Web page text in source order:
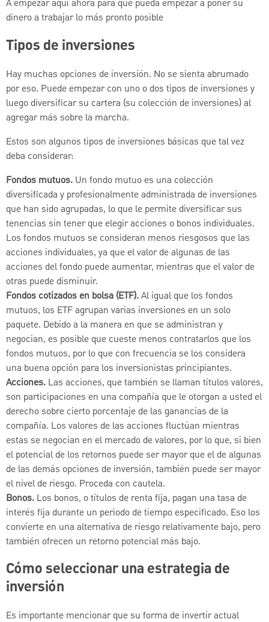
A empezar aquí ahora para que pueda empezar a poner su
dinero a trabajar lo más pronto posible
Tipos de inversiones
Hay muchas opciones de inversión. No se sienta abrumado
por eso. Puede empezar con uno o dos tipos de inversiones y
luego diversificar su cartera (su colección de inversiones) al
agregar más sobre la marcha.
Estos son algunos tipos de inversiones básicas que tal vez
deba considerar:
Fondos mutuos. Un fondo mutuo es una colección
diversificada y profesionalmente administrada de inversiones
que han sido agrupadas, lo que le permite diversificar sus
tenencias sin tener que elegir acciones o bonos individuales.
Los fondos mutuos se consideran menos riesgosos que las
acciones individuales, ya que el valor de algunas de las
acciones del fondo puede aumentar, mientras que el valor de
otras puede disminuir.
Fondos cotizados en bolsa (ETF).Al igual que los fondos
mutuos, los ETF agrupan varias inversiones en un solo
paquete. Debido a la manera en que se administran y
negocian, es posible que cueste menos contratarlos que los
fondos mutuos, por lo que con frecuencia se los considera
una buena opción para los inversionistas principiantes.
Acciones. Las acciones, que también se llaman títulos valores,
son participaciones en una compañía que le otorgan a usted el
derecho sobre cierto porcentaje de las ganancias de la
compañía. Los valores de las acciones fluctúan mientras
estas se negocian en el mercado de valores, por lo que, si bien
el potencial de los retornos puede ser mayor que el de algunas
de las demás opciones de inversión, también puede ser mayor
el nivel de riesgo. Proceda con cautela.
Bonos. Los bonos, o títulos de renta fija, pagan una tasa de
interés fija durante un periodo de tiempo especificado. Eso los
convierte en una alternativa de riesgo relativamente bajo, pero
también ofrecen un retorno potencial más bajo.
Cómo seleccionar una estrategia de
inversión
Es importante mencionar que su forma de invertir actual